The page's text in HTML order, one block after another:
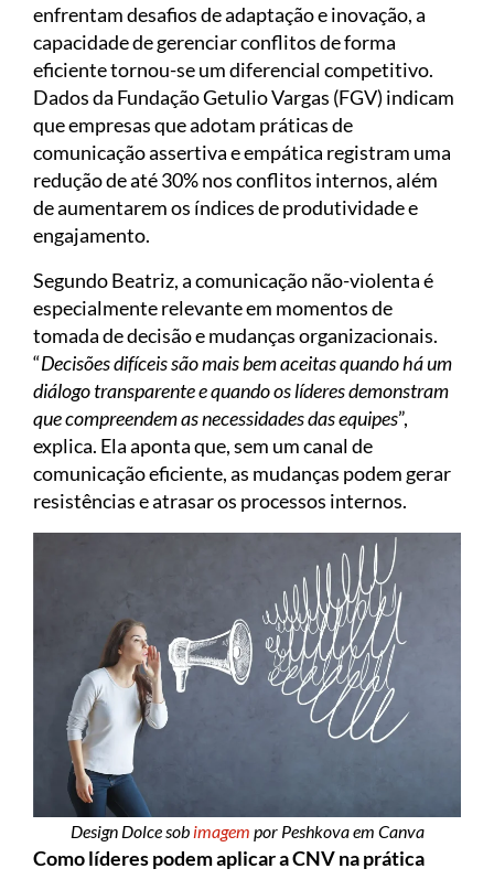
enfrentam desafios de adaptação e inovação, a
capacidade de gerenciar conflitos de forma
eficiente tornou-se um diferencial competitivo.
Dados da Fundação Getulio Vargas (FGV) indicam
que empresas que adotam práticas de
comunicação assertiva e empática registram uma
redução de até 30% nos conflitos internos, além
de aumentarem os índices de produtividade e
engajamento.
Segundo Beatriz, a comunicação não-violenta é
especialmente relevante em momentos de
tomada de decisão e mudanças organizacionais.
“Decisões difíceis são mais bem aceitas quando há um
diálogo transparente e quando os líderes demonstram
que compreendem as necessidades das equipes”,
explica. Ela aponta que, sem um canal de
comunicação eficiente, as mudanças podem gerar
resistências e atrasar os processos internos.
Design Dolce sob imagem por Peshkova em Canva
Como líderes podem aplicar a CNV na prática